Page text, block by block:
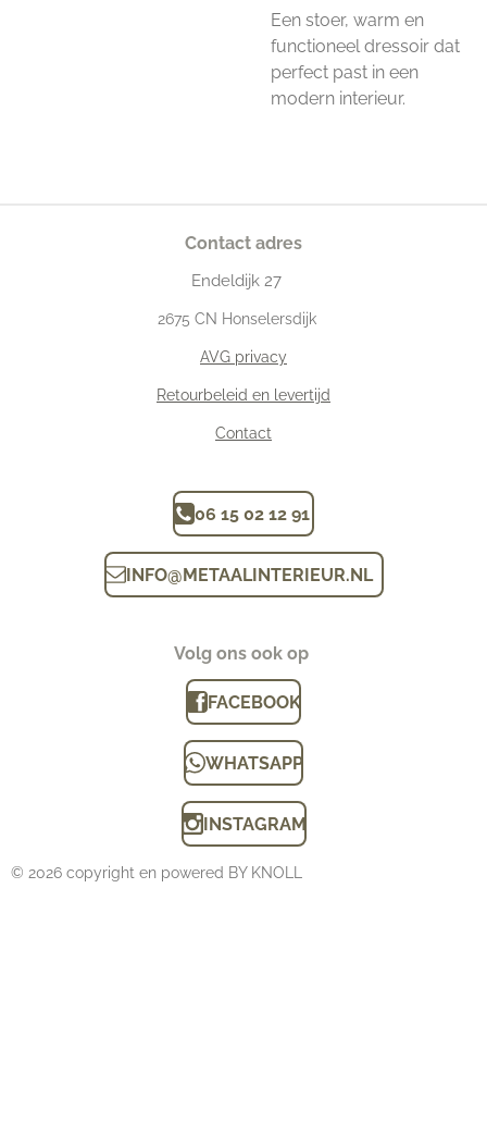
Een stoer, warm en
functioneel dressoir dat
perfect past in een
modern interieur.
Contact adres
Endeldijk 27
2675 CN Honselersdijk
AVG privacy
Retourbeleid en levertijd
Contact
06 15 02 12 91
INFO@METAALINTERIEUR.NL
Volg ons ook op
FACEBOOK
WHATSAPP
INSTAGRAM
© 2026 copyright en powered BY KNOLL